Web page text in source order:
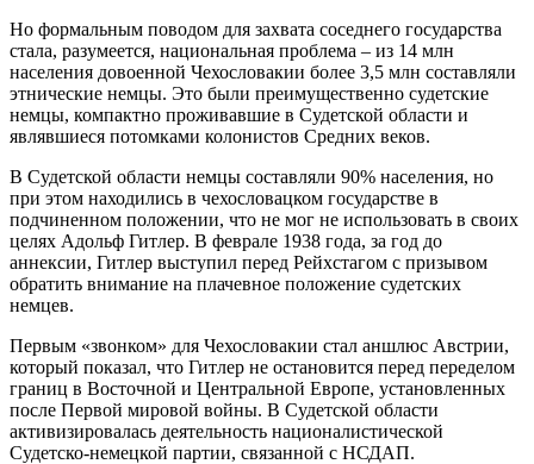
Но формальным поводом для захвата соседнего государства
стала, разумеется, национальная проблема – из 14 млн
населения довоенной Чехословакии более 3,5 млн составляли
этнические немцы. Это были преимущественно судетские
немцы, компактно проживавшие в Судетской области и
являвшиеся потомками колонистов Средних веков.
В Судетской области немцы составляли 90% населения, но
при этом находились в чехословацком государстве в
подчиненном положении, что не мог не использовать в своих
целях Адольф Гитлер. В феврале 1938 года, за год до
аннексии, Гитлер выступил перед Рейхстагом с призывом
обратить внимание на плачевное положение судетских
немцев.
Первым «звонком» для Чехословакии стал аншлюс Австрии,
который показал, что Гитлер не остановится перед переделом
границ в Восточной и Центральной Европе, установленных
после Первой мировой войны. В Судетской области
активизировалась деятельность националистической
Судетско-немецкой партии, связанной с НСДАП.